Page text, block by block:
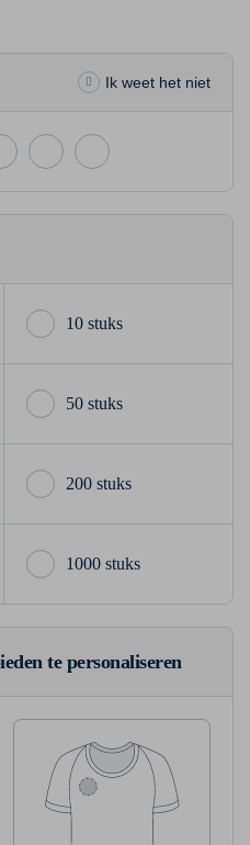
Ik weet het niet
10 stuks
50 stuks
200 stuks
1000 stuks
te personaliseren